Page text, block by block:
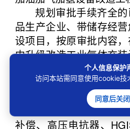
规划审批手续齐全的
品生产企业、带储存经
设项目，按原审批内容
内升级改造工业气体充
危险化学品生产、储存
储罐）。
21.规划审批手续齐全
范围内设备技术升级、
补偿、高压电抗器、
个人信息保护
访问本站需同意使用cookie技
同意后关闭